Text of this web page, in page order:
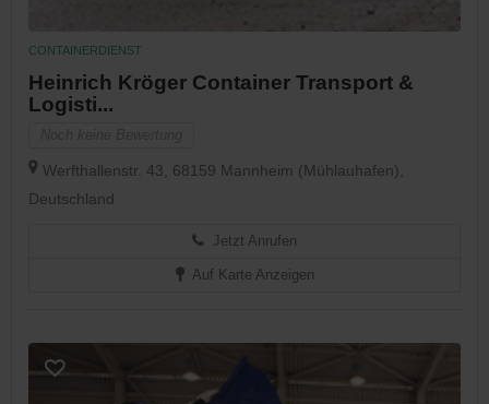
CONTAINERDIENST
Heinrich Kröger Container Transport &
Logisti...
Werfthallenstr. 43, 68159 Mannheim (Mühlauhafen),
Deutschland
Jetzt Anrufen
Auf Karte Anzeigen